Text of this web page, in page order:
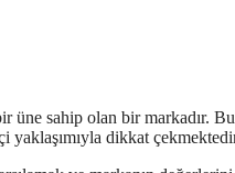
üne sahip olan bir markadır.
yaklaşımıyla dikkat